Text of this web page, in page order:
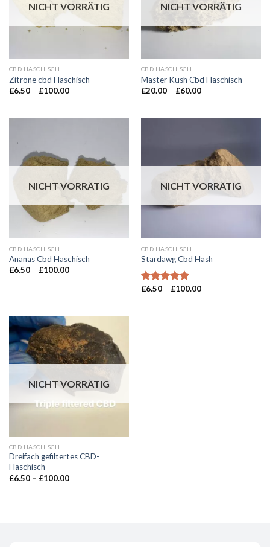
NICHT VORRÄTIG
CBD HASCHISCH
Zitrone cbd Haschisch
£6.50 – £100.00Preisspanne:
NICHT VORRÄTIG
CBD HASCHISCH
Master Kush Cbd Haschisch
£20.00 – £60.00Preisspanne:
NICHT VORRÄTIG
CBD HASCHISCH
Ananas Cbd Haschisch
£6.50 – £100.00Preisspanne:
NICHT VORRÄTIG
CBD HASCHISCH
Stardawg Cbd Hash
Bewertet
£6.50 – £100.00Preisspanne:
NICHT VORRÄTIG
CBD HASCHISCH
Dreifach gefiltertes CBD-
Haschisch
£6.50 – £100.00Preisspanne: